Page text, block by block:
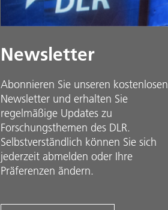
Newsletter
Abonnieren Sie unseren kostenlosen
Newsletter und erhalten Sie
regelmäßige Updates zu
Forschungsthemen des DLR.
Selbstverständlich können Sie sich
jederzeit abmelden oder Ihre
Präferenzen ändern.